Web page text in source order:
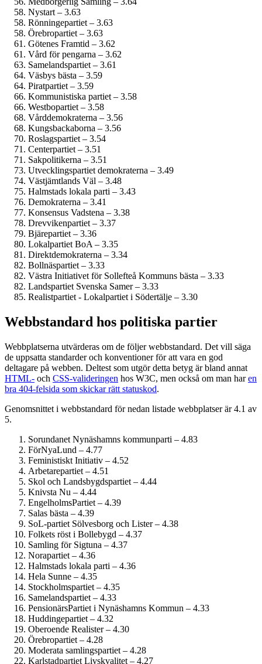
Nystart – 3.63
Rönningepartiet – 3.63
Örebropartiet – 3.63
Götenes Framtid – 3.62
Vård för pengarna – 3.62
Samelandspartiet – 3.61
Väsbys bästa – 3.59
Piratpartiet – 3.59
Kommunistiska partiet – 3.58
Westbopartiet – 3.58
Vårddemokraterna – 3.56
Kungsbackaborna – 3.56
Roslagspartiet – 3.54
Centerpartiet – 3.51
Sakpolitikerna – 3.51
Utvecklingspartiet demokraterna – 3.49
Västjämtlands Väl – 3.48
Halmstads lokala parti – 3.43
Demokraterna – 3.41
Konsensus Vadstena – 3.38
Drevvikenpartiet – 3.37
Bjärepartiet – 3.36
Lokalpartiet BoA – 3.35
Direktdemokraterna – 3.34
Bollnäspartiet – 3.33
Västra Initiativet för Sollefteå Kommuns bästa – 3.33
Landspartiet Svenska Samer – 3.33
Realistpartiet - Lokalpartiet i Södertälje – 3.30
Webbstandard hos politiska partier
Webbplatserna utvärderas om de följer webbstandard. Det vill säga
de uppsatta standarder och konventioner för att vara en god
deltagare på webben. Deltest som utgör detta betyg är bland annat
HTML- och CSS-valideringen hos W3C, men också om man haren
bra 404-felsida som skickar rätt statuskod.
Genomsnittet i webbstandard för nedan listade webbplatser är 4.1 av
5.
Sorundanet Nynäshamns kommunparti – 4.83
FörNyaLund – 4.77
Feministiskt Initiativ – 4.52
Arbetarepartiet – 4.51
Skol och Landsbygdspartiet – 4.44
Knivsta Nu – 4.44
EngelholmsPartiet – 4.39
Salas bästa – 4.39
SoL-partiet Sölvesborg och Lister – 4.38
Folkets röst i Bollebygd – 4.37
Samling för Sigtuna – 4.37
Norapartiet – 4.36
Halmstads lokala parti – 4.36
Hela Sunne – 4.35
Stockholmspartiet – 4.35
Samelandspartiet – 4.33
PensionärsPartiet i Nynäshamns Kommun – 4.33
Huddingepartiet – 4.32
Oberoende Realister – 4.30
Örebropartiet – 4.28
Moderata samlingspartiet – 4.28
Karlstadpartiet Livskvalitet – 4.27